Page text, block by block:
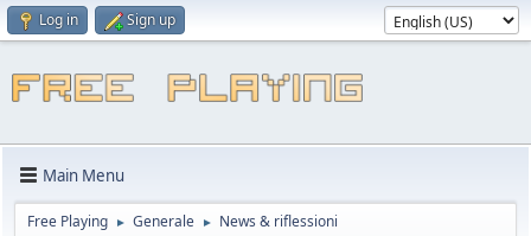
Log in Sign up
Main Menu
Free Playing ► Generale ► News & riflessioni